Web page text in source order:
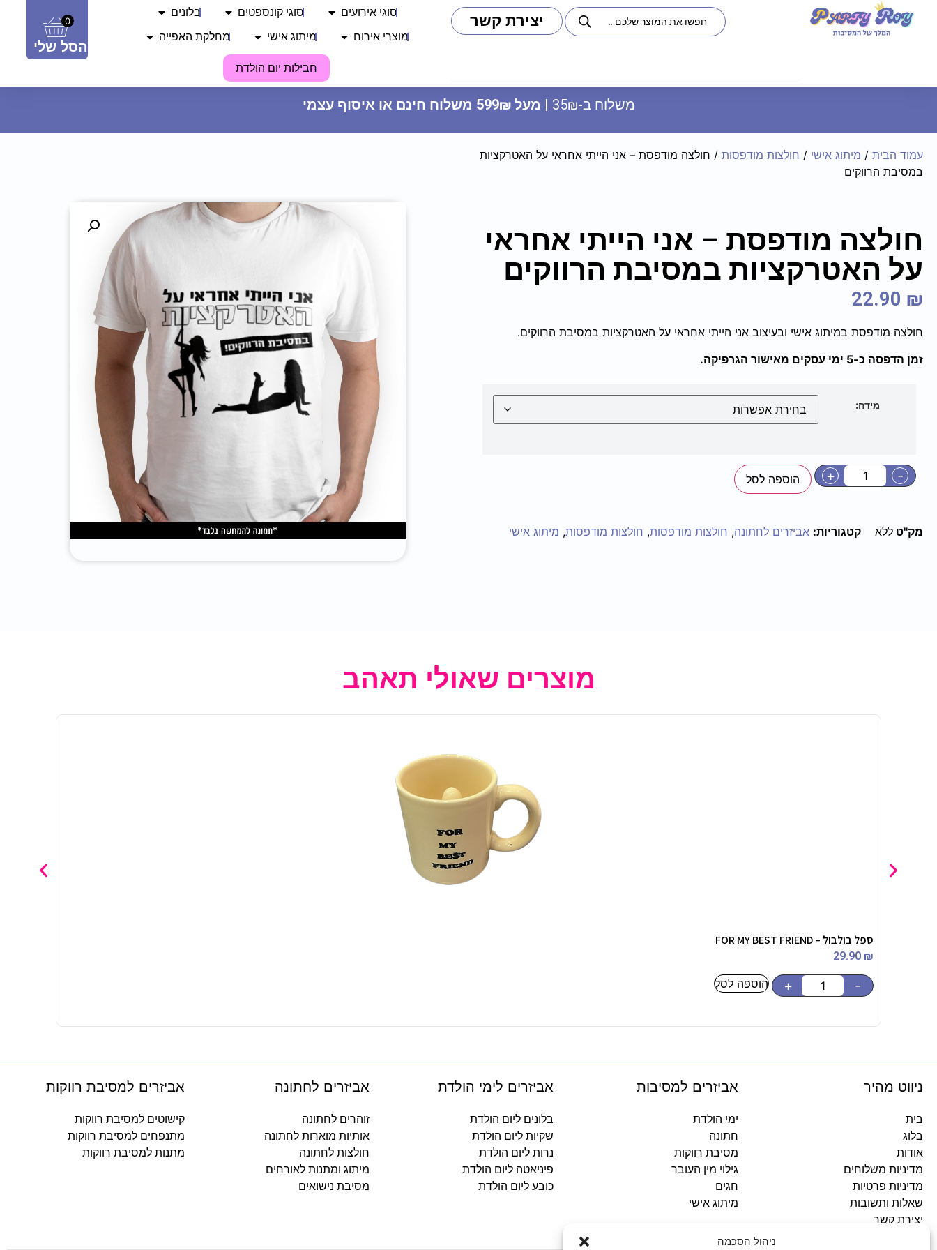
ניהול הסכמה
בלון לב מיילר 18 - מזל טוב מלכה
0
הסל שלי
יצירת קשר סוגי אירועים סוגי קונספטים בלונים
מוצרי אירוח מיתוג אישי מחלקת האפייה
חבילות יום הולדת
משלוח ב-35₪ | מעל 599₪ משלוח חינם או איסוף עצמי
עמוד הבית / מיתוג אישי / חולצות מודפסות / חולצה מודפסת – אני הייתי אחראי על האטרקציות
במסיבת הרווקים
חולצה מודפסת – אני הייתי אחראי
על האטרקציות במסיבת הרווקים
22.90 ₪
חולצה מודפסת במיתוג אישי ובעיצוב אני הייתי אחראי על האטרקציות במסיבת הרווקים.
זמן הדפסה כ-5 ימי עסקים מאישור הגרפיקה.
מידה:
-
+ הוספה לסל
מק"ט ללא קטגוריות: אביזרים לחתונה, חולצות מודפסות, חולצות מודפסות, מיתוג אישי
מוצרים שאולי תאהב
ספל בולבול – FOR MY BEST FRIEND
29.90 ₪
-
+ הוספה לסל
ניווט מהיר
בית
בלוג
אודות
מדיניות משלוחים
מדיניות פרטיות
שאלות ותשובות
יצירת קשר
אביזרים למסיבות
ימי הולדת
חתונה
מסיבת רווקות
גילוי מין העובר
חגים
מיתוג אישי
אביזרים לימי הולדת
בלונים ליום הולדת
שקיות ליום הולדת
נרות ליום הולדת
פיניאטה ליום הולדת
כובע ליום הולדת
אביזרים לחתונה
זוהרים לחתונה
אותיות מוארות לחתונה
חולצות לחתונה
מיתוג ומתנות לאורחים
מסיבת נישואים
אביזרים למסיבת רווקות
קישוטים למסיבת רווקות
מתנפחים למסיבת רווקות
מתנות למסיבת רווקות